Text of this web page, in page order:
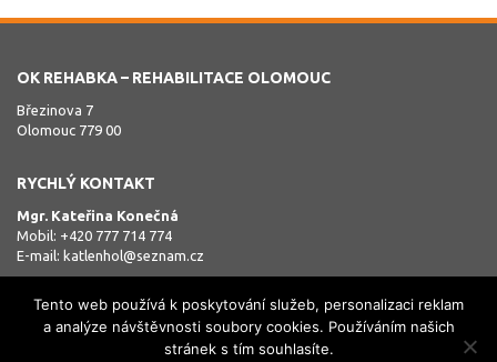
OK REHABKA – REHABILITACE OLOMOUC
Březinova 7
Olomouc 779 00
RYCHLÝ KONTAKT
Mgr. Kateřina Konečná
Mobil: +420 777 714 774
E-mail: katlenhol@seznam.cz
Tento web používá k poskytování služeb, personalizaci reklam
a analýze návštěvnosti soubory cookies. Používáním našich
stránek s tím souhlasíte.